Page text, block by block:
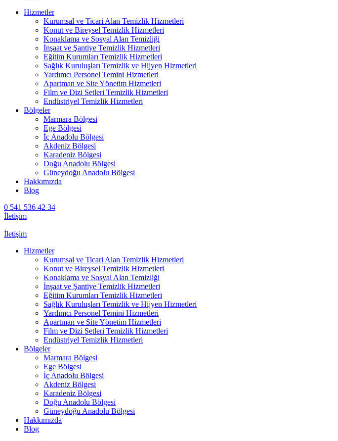
Hizmetler
Kurumsal ve Ticari Alan Temizlik Hizmetleri
Konut ve Bireysel Temizlik Hizmetleri
Konaklama ve Sosyal Alan Temizliği
İnşaat ve Şantiye Temizlik Hizmetleri
Eğitim Kurumları Temizlik Hizmetleri
Sağlık Kuruluşları Temizlik ve Hijyen Hizmetleri
Yardımcı Personel Temini Hizmetleri
Apartman ve Site Yönetim Hizmetleri
Film ve Dizi Setleri Temizlik Hizmetleri
Endüstriyel Temizlik Hizmetleri
Bölgeler
Marmara Bölgesi
Ege Bölgesi
İç Anadolu Bölgesi
Akdeniz Bölgesi
Karadeniz Bölgesi
Doğu Anadolu Bölgesi
Güneydoğu Anadolu Bölgesi
Hakkımızda
Blog
0 541 536 42 34
İletişim
İletişim
Hizmetler
Kurumsal ve Ticari Alan Temizlik Hizmetleri
Konut ve Bireysel Temizlik Hizmetleri
Konaklama ve Sosyal Alan Temizliği
İnşaat ve Şantiye Temizlik Hizmetleri
Eğitim Kurumları Temizlik Hizmetleri
Sağlık Kuruluşları Temizlik ve Hijyen Hizmetleri
Yardımcı Personel Temini Hizmetleri
Apartman ve Site Yönetim Hizmetleri
Film ve Dizi Setleri Temizlik Hizmetleri
Endüstriyel Temizlik Hizmetleri
Bölgeler
Marmara Bölgesi
Ege Bölgesi
İç Anadolu Bölgesi
Akdeniz Bölgesi
Karadeniz Bölgesi
Doğu Anadolu Bölgesi
Güneydoğu Anadolu Bölgesi
Hakkımızda
Blog